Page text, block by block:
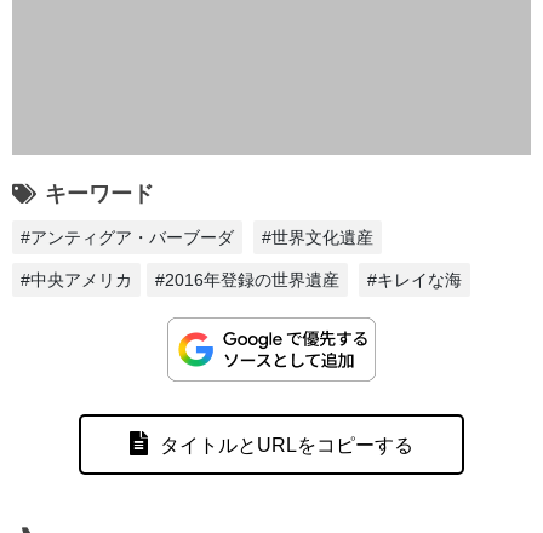
キーワード
#アンティグア・バーブーダ #世界文化遺産
#中央アメリカ #2016年登録の世界遺産 #キレイな海
タイトルとURLをコピーする